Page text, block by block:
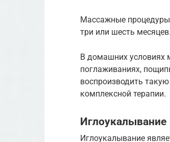
Массажные процедуры
три или шесть месяцев.
В домашних условиях
поглаживаниях,
воспроизводить
комплексной терапии.
Иглоукалывание
Иглоукалывание